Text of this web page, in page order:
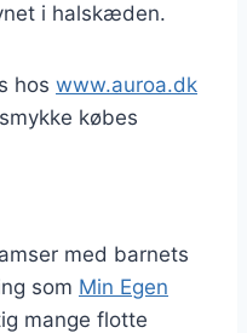
i halskæden.
hos www.auroa.dk
købes
med barnets
som Min Egen
mange flotte